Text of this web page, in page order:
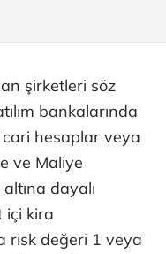
şirketleri söz
bankalarında
cari hesaplar veya
ve Maliye
dayalı
içi kira
risk değeri 1 veya